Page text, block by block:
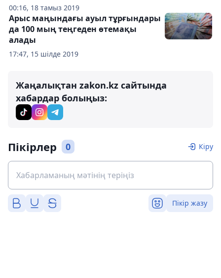
00:16, 18 тамыз 2019
17:47, 15 шілде 2019
Арыс маңындағы ауыл тұрғындары
да 100 мың теңгеден өтемақы
алады
Жаңалықтан zakon.kz сайтында
хабардар болыңыз:
Пікірлер 0 Кіру
Пікір жазу